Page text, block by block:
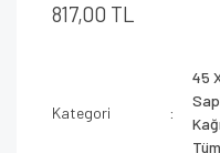
817,00 TL
Kategori
45